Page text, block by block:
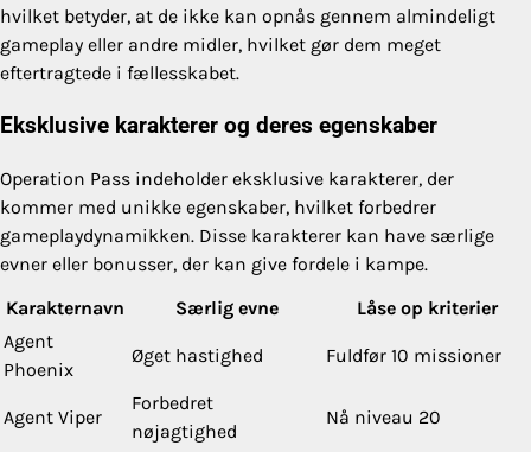
hvilket betyder, at de ikke kan opnås gennem almindeligt
gameplay eller andre midler, hvilket gør dem meget
eftertragtede i fællesskabet.
Eksklusive karakterer og deres egenskaber
Operation Pass indeholder eksklusive karakterer, der
kommer med unikke egenskaber, hvilket forbedrer
gameplaydynamikken. Disse karakterer kan have særlige
evner eller bonusser, der kan give fordele i kampe.
Karakternavn
Særlig evne
Låse op kriterier
Agent
Phoenix
Øget hastighed Fuldfør 10 missioner
Agent Viper
Forbedret
nøjagtighed
Nå niveau 20